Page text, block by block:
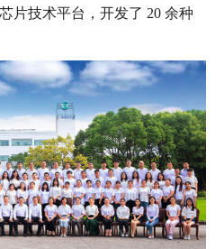
片技术平台，开发了 20 余种